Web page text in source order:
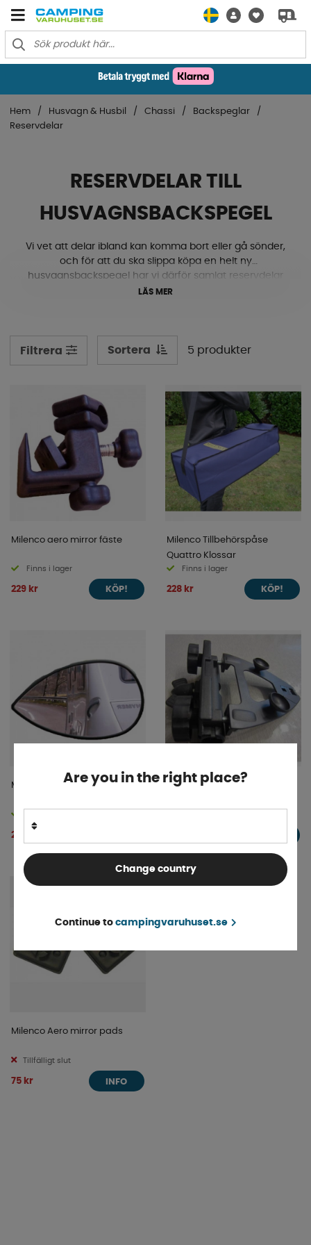
Hem Husvagn & Husbil Chassi
Backspeglar
Reservdelar
RESERVDELAR TILL
HUSVAGNSBACKSPEGEL
Vi vet att delar ibland kan komma bort eller gå sönder,
och för att du ska slippa köpa en helt ny
husvagnsbackspegel har vi därför samlat reservdelar
som du kan komplettera din befintliga spegel med om
sortiment.
LÄS MER
Filtrera Sortera 5 produkter
Milenco aero mirror fäste
Finns i lager
229 kr KÖP!
Milenco Tillbehörspåse
Quattro Klossar
Finns i lager
228 kr KÖP!
Milenco Aero Spegelhuvud
242 kr
Spegelarmshållare
Milenco Aero mirror pads
Tillfälligt slut
75 kr INFO
Are you in the right place?
Change country
Continue to campingvaruhuset.se